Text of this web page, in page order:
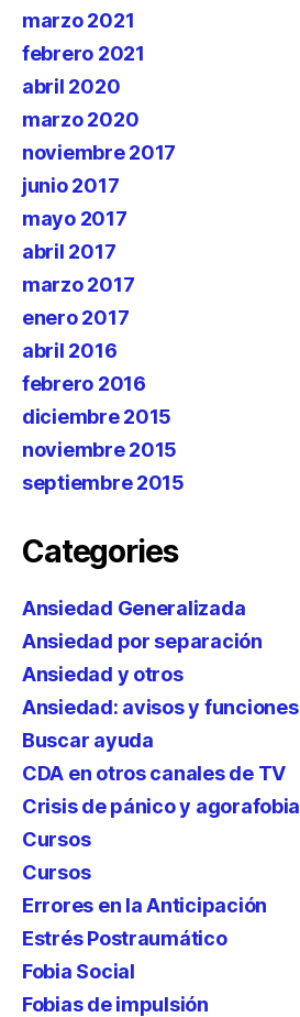
marzo 2021
febrero 2021
abril 2020
marzo 2020
noviembre 2017
junio 2017
mayo 2017
abril 2017
marzo 2017
enero 2017
abril 2016
febrero 2016
diciembre 2015
noviembre 2015
septiembre 2015
Categories
Ansiedad Generalizada
Ansiedad por separación
Ansiedad y otros
Ansiedad: avisos y funciones
Buscar ayuda
CDA en otros canales de TV
Crisis de pánico y agorafobia
Cursos
Cursos
Errores en la Anticipación
Estrés Postraumático
Fobia Social
Fobias de impulsión